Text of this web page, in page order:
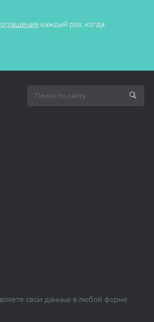
каждый раз, когда
свои данные в любой форме